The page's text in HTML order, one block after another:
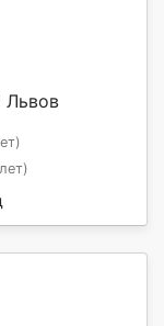
Львов